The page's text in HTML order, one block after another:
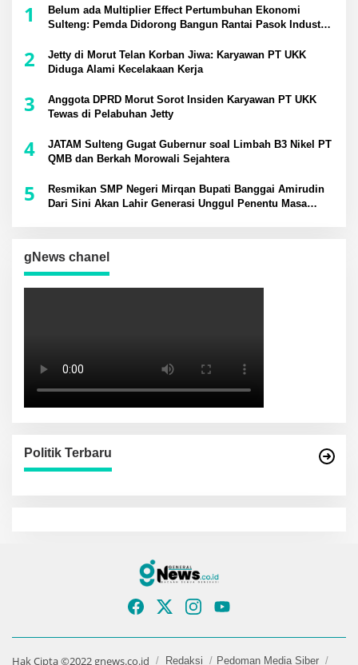
1
Belum ada Multiplier Effect Pertumbuhan Ekonomi
Sulteng: Pemda Didorong Bangun Rantai Pasok Industri
2
Jetty di Morut Telan Korban Jiwa: Karyawan PT UKK
Diduga Alami Kecelakaan Kerja
3
Anggota DPRD Morut Sorot Insiden Karyawan PT UKK
Tewas di Pelabuhan Jetty
4
JATAM Sulteng Gugat Gubernur soal Limbah B3 Nikel PT
QMB dan Berkah Morowali Sejahtera
5
Resmikan SMP Negeri Mirqan Bupati Banggai Amirudin
Dari Sini Akan Lahir Generasi Unggul Penentu Masa
gNews chanel
Politik Terbaru
Hak Cipta ©2022 gnews.co.id Redaksi Pedoman Media Siber